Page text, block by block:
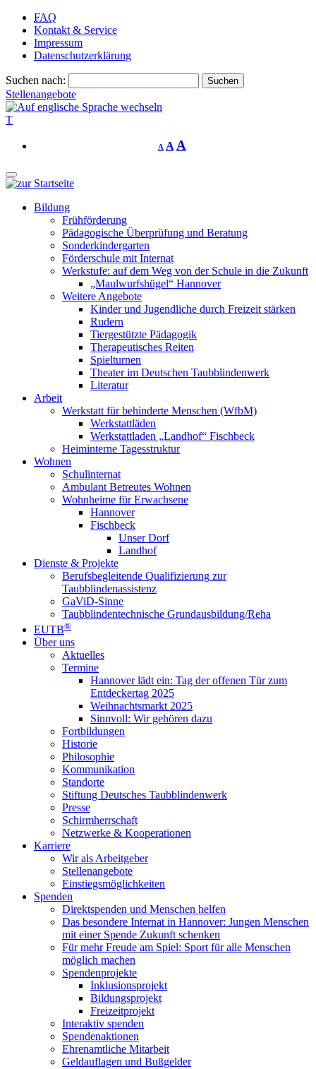
FAQ
Kontakt & Service
Impressum
Datenschutzerklärung
Suchen nach:
Stellenangebote
T
A A A
Bildung
Frühförderung
Pädagogische Überprüfung und Beratung
Sonderkindergarten
Förderschule mit Internat
Werkstufe: auf dem Weg von der Schule in die Zukunft
„Maulwurfshügel“ Hannover
Weitere Angebote
Kinder und Jugendliche durch Freizeit stärken
Rudern
Tiergestützte Pädagogik
Therapeutisches Reiten
Spielturnen
Theater im Deutschen Taubblindenwerk
Literatur
Arbeit
Werkstatt für behinderte Menschen (WfbM)
Werkstattläden
Werkstattladen „Landhof“ Fischbeck
Heiminterne Tagesstruktur
Wohnen
Schulinternat
Ambulant Betreutes Wohnen
Wohnheime für Erwachsene
Hannover
Fischbeck
Unser Dorf
Landhof
Dienste & Projekte
Berufsbegleitende Qualifizierung zur
Taubblindenassistenz
GaViD-Sinne
Taubblindentechnische Grundausbildung/Reha
EUTB®
Über uns
Aktuelles
Termine
Hannover lädt ein: Tag der offenen Tür zum
Entdeckertag 2025
Weihnachtsmarkt 2025
Sinnvoll: Wir gehören dazu
Fortbildungen
Historie
Philosophie
Kommunikation
Standorte
Stiftung Deutsches Taubblindenwerk
Presse
Schirmherrschaft
Netzwerke & Kooperationen
Karriere
Wir als Arbeitgeber
Stellenangebote
Einstiegsmöglichkeiten
Spenden
Direktspenden und Menschen helfen
Das besondere Internat in Hannover: Jungen Menschen
mit einer Spende Zukunft schenken
Für mehr Freude am Spiel: Sport für alle Menschen
möglich machen
Spendenprojekte
Inklusionsprojekt
Bildungsprojekt
Freizeitprojekt
Interaktiv spenden
Spendenaktionen
Ehrenamtliche Mitarbeit
Geldauflagen und Bußgelder